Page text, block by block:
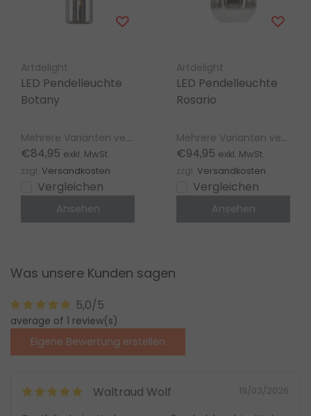
Artdelight
LED Pendelleuchte
Botany
Mehrere Varianten verfügbar
€84,95 exkl. MwSt.
zzgl. Versandkosten
Vergleichen
Ansehen
Artdelight
LED Pendelleuchte
Rosario
Mehrere Varianten verfügbar
€94,95 exkl. MwSt.
zzgl. Versandkosten
Vergleichen
Ansehen
Was unsere Kunden sagen
5,0/5
average of 1 review(s)
Eigene Bewertung erstellen
Waltraud Wolf 19/03/2026